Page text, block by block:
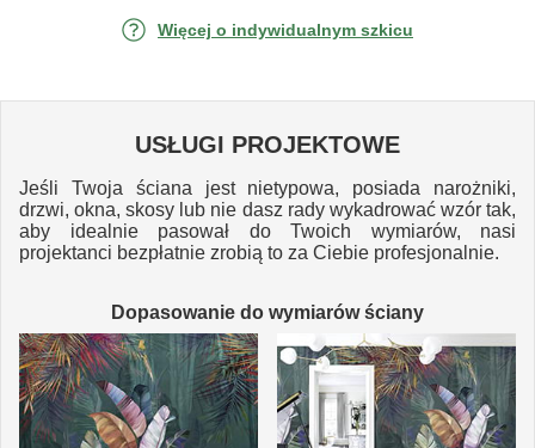
Więcej o indywidualnym szkicu
USŁUGI PROJEKTOWE
Jeśli Twoja ściana jest nietypowa, posiada narożniki,
drzwi, okna, skosy lub nie dasz rady wykadrować wzór tak,
aby idealnie pasował do Twoich wymiarów, nasi
projektanci bezpłatnie zrobią to za Ciebie profesjonalnie.
Dopasowanie do wymiarów ściany